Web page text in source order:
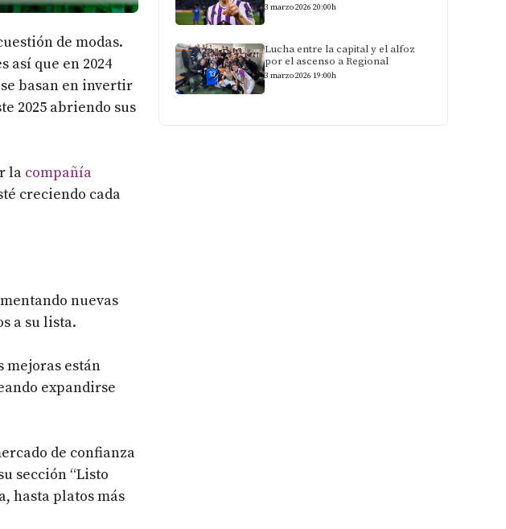
de modas.
así que en 2024
basan en invertir
2025 abriendo sus
la compañía
creciendo cada
nuevas
a su lista.
mejoras están
expandirse
de confianza
sección “Listo
hasta platos más
3 marzo 2026 20:00h
Lucha entre la capital y el alfoz
por el ascenso a Regional
3 marzo 2026 19:00h